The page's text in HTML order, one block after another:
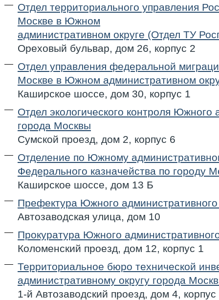
Отдел территориального управления
Москве в Южном
административном округе (Отдел ТУ
Ореховый бульвар, дом 26, корпус 2
Отдел управления федеральной
Москве в Южном административном
Каширское шоссе, дом 30, корпус 1
Отдел экологического контроля Южного
города Москвы
Сумской проезд, дом 2, корпус 6
Отделение по Южному
Федерального казначейства по
Каширское шоссе, дом 13 Б
Префектура Южного
Автозаводская улица, дом 10
Прокуратура Южного
Коломенский проезд, дом 12, корпус 1
Территориальное бюро технической
административному округу города
1-й Автозаводский проезд, дом 4, корпус